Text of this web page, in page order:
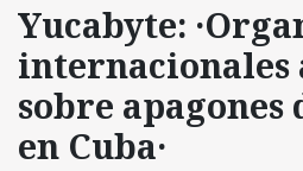
Yucabyte:
sobre
en Cuba·